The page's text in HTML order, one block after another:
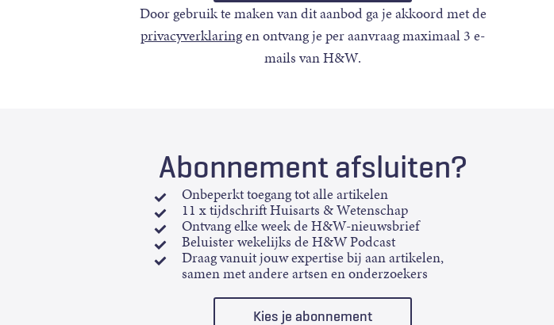
Door gebruik te maken van dit aanbod ga je akkoord met de
privacyverklaringen ontvang je per aanvraag maximaal 3 e-
mails van H&W.
Abonnement afsluiten?
Onbeperkt toegang tot alle artikelen
11 x tijdschrift Huisarts & Wetenschap
Ontvang elke week de H&W-nieuwsbrief
Beluister wekelijks de H&W Podcast
Draag vanuit jouw expertise bij aan artikelen,
samen met andere artsen en onderzoekers
Kies je abonnement